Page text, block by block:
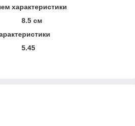
характеристики
8.5 см
5.45